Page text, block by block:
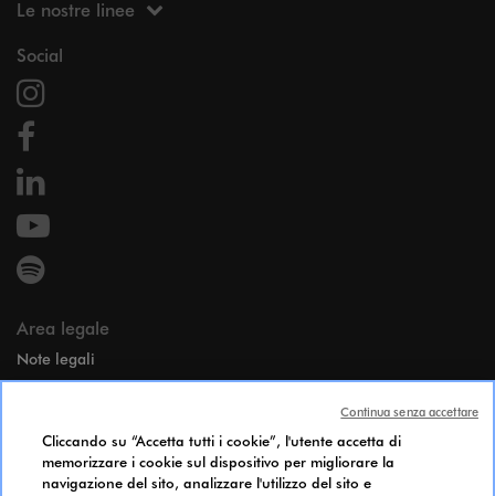
Le nostre linee
Social
Area legale
Note legali
Dati personali
Cookie Policy
Accessibilità
Cliccando su “Accetta tutti i cookie”, l'utente accetta di
memorizzare i cookie sul dispositivo per migliorare la
navigazione del sito, analizzare l'utilizzo del sito e
Continua senza accettare